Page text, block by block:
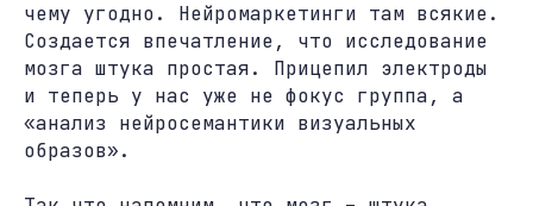
чему угодно. Нейромаркетинги там всякие.
Создается впечатление, что исследование
мозга штука простая. Прицепил электроды
и теперь у нас уже не фокус группа, а
«анализ нейросемантики визуальных
образов».